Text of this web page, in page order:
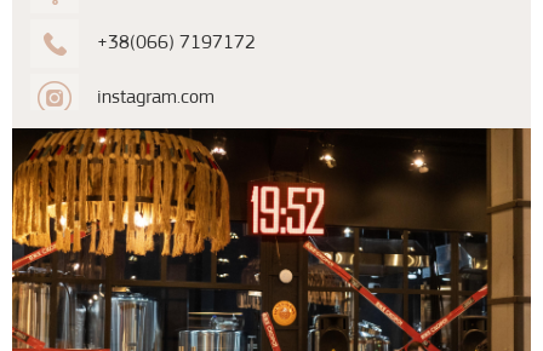
+38(066) 7197172
instagram.com